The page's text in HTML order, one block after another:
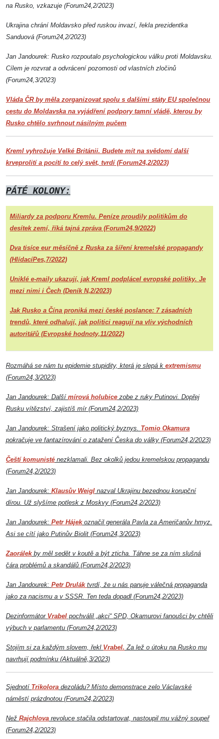
na Rusko, vzkazuje (Forum24,2/2023)
Ukrajina chrání Moldavsko před ruskou invazí, řekla prezidentka
Sanduová (Forum24,2/2023)
Jan Jandourek: Rusko rozpoutalo psychologickou válku proti Moldavsku.
Cílem je rozvrat a odvrácení pozornosti od vlastních zločinů
(Forum24,3/2023)
Vláda ČR by měla zorganizovat spolu s dalšími státy EU společnou
cestu do Moldavska na vyjádření podpory tamní vládě, kterou by
Rusko chtělo svrhnout násilným pučem
Kreml vyhrožuje Velké Británii. Budete mít na svědomí další
krveprolití a pocítí to celý svět, tvrdí (Forum24,2/2023)
PÁTÉ KOLONY:
Miliardy za podporu Kremlu. Peníze proudily politikům do
desítek zemí, říká tajná zpráva (Forum24,9/2022)
Dva tisíce eur měsíčně z Ruska za šíření kremelské propagandy
(HlídacíPes,7/2022)
Uniklé e-maily ukazují, jak Kreml podplácel evropské politiky. Je
mezi nimi i Čech (Deník N,2/2023)
Jak Rusko a Čína proniká mezi české poslance: 7 zásadních
trendů, které odhalují, jak politici reagují na vliv východních
autoritářů (Evropské hodnoty,11/2022)
Rozmáhá se nám tu epidemie stupidity, která je slepá k extremismu
(Forum24,3/2023)
Jan Jandourek: Další mírová holubice zobe z ruky Putinovi. Dopřej
Rusku vítězství, zajistíš mír (Forum24,2/2023)
Jan Jandourek: Strašení jako politický byznys. Tomio Okamura
pokračuje ve fantazírování o zatažení Česka do války (Forum24,2/2023)
Čeští komunisté nezklamali. Bez okolků jedou kremelskou propagandu
(Forum24,2/2023)
Jan Jandourek: Klausův Weigl nazval Ukrajinu bezednou korupční
dírou. Už slyšíme potlesk z Moskvy (Forum24,2/2023)
Jan Jandourek: Petr Hájekoznačil generála Pavla za Američanův hmyz.
Asi se cítí jako Putinův Biolit (Forum24,3/2023)
Zaorálekby měl sedět v koutě a být zticha. Táhne se za ním slušná
čára problémů a skandálů (Forum24,2/2023)
Jan Jandourek: Petr Drulák tvrdí, že u nás panuje válečná propaganda
jako za nacismu a v SSSR. Ten teda dopadl (Forum24,2/2023)
Dezinformátor Vrabel pochválil „akci“ SPD, Okamurovi fanoušci by chtěli
výbuch v parlamentu (Forum24,2/2023)
Stojím si za každým slovem, řekl Vrabel. Za lež o útoku na Rusko mu
navrhují podmínku (Aktuálně,3/2023)
Sjednotí Trikolora dezoládu? Místo demonstrace zelo Václavské
náměstí prázdnotou (Forum24,2/2023)
Než Rajchlova revoluce stačila odstartovat, nastoupil mu vážný soupeř
(Forum24,2/2023)